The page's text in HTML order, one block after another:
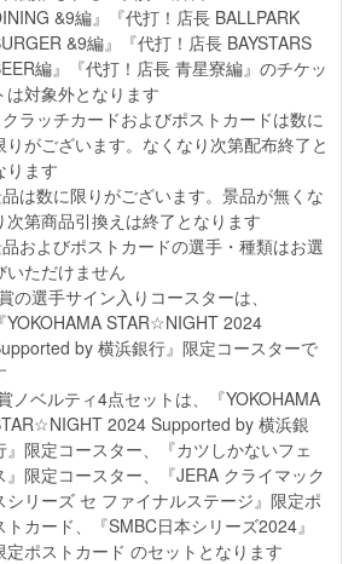
&9編』『代打！店長 BALLPARK
&9編』『代打！店長 BAYSTARS
編』『代打！店長 青星寮編』のチケッ
は対象外となります
ラッチカードおよびポストカードは数に
りがございます。なくなり次第配布終了と
ります
は数に限りがございます。景品が無くな
次第商品引換えは終了となります
およびポストカードの選手・種類はお選
いただけません
の選手サイン入りコースターは、
『YOKOHAMA STAR☆NIGHT 2024
by 横浜銀行』限定コースターで
ノベルティ4点セットは、『YOKOHAMA
2024 Supported by 横浜銀
』限定コースター、『カツしかないフェ
』限定コースター、『JERA クライマック
シリーズ セ ファイナルステージ』限定ポ
トカード、『SMBC日本シリーズ2024』
定ポストカード のセットとなります